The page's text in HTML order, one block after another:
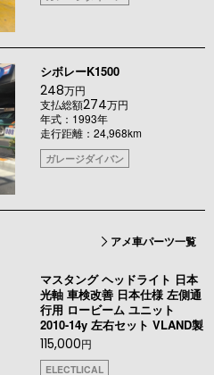
シボレーK1500
248万円
支払総額274万円
年式：1993年
走行距離：24,968km
ガレージダイバン
アメ車パーツ一覧
マスタング ヘッドライト 日本
光軸 車検改善 日本仕様 左側通
行用 ロービーム ユニット
2010-14y 左右セット VLAND製
115,000円
ELECTLICAL